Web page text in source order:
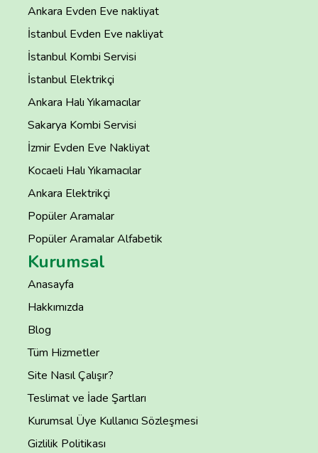
Ankara Evden Eve nakliyat
İstanbul Evden Eve nakliyat
İstanbul Kombi Servisi
İstanbul Elektrikçi
Ankara Halı Yıkamacılar
Sakarya Kombi Servisi
İzmir Evden Eve Nakliyat
Kocaeli Halı Yıkamacılar
Ankara Elektrikçi
Popüler Aramalar
Popüler Aramalar Alfabetik
Kurumsal
Anasayfa
Hakkımızda
Blog
Tüm Hizmetler
Site Nasıl Çalışır?
Teslimat ve İade Şartları
Kurumsal Üye Kullanıcı Sözleşmesi
Gizlilik Politikası